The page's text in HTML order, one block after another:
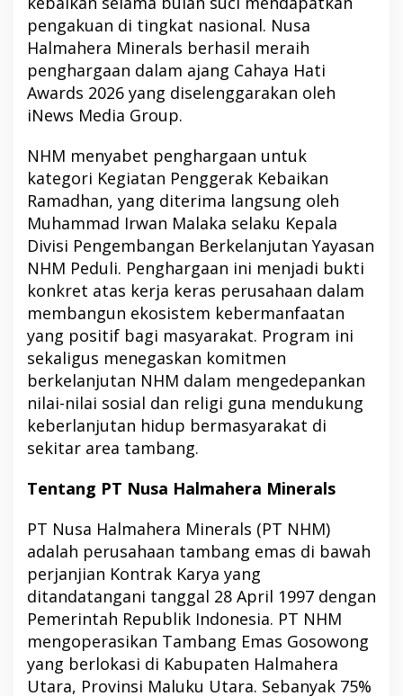
pengakuan di tingkat nasional. Nusa
Halmahera Minerals berhasil meraih
penghargaan dalam ajang Cahaya Hati
Awards 2026 yang diselenggarakan oleh
iNews Media Group.
NHM menyabet penghargaan untuk
kategori Kegiatan Penggerak Kebaikan
Ramadhan, yang diterima langsung oleh
Muhammad Irwan Malaka selaku Kepala
Divisi Pengembangan Berkelanjutan Yayasan
NHM Peduli. Penghargaan ini menjadi bukti
konkret atas kerja keras perusahaan dalam
membangun ekosistem kebermanfaatan
yang positif bagi masyarakat. Program ini
sekaligus menegaskan komitmen
berkelanjutan NHM dalam mengedepankan
nilai-nilai sosial dan religi guna mendukung
keberlanjutan hidup bermasyarakat di
sekitar area tambang.
Tentang PT Nusa Halmahera Minerals
PT Nusa Halmahera Minerals (PT NHM)
adalah perusahaan tambang emas di bawah
perjanjian Kontrak Karya yang
ditandatangani tanggal 28 April 1997 dengan
Pemerintah Republik Indonesia. PT NHM
mengoperasikan Tambang Emas Gosowong
yang berlokasi di Kabupaten Halmahera
Utara, Provinsi Maluku Utara. Sebanyak 75%